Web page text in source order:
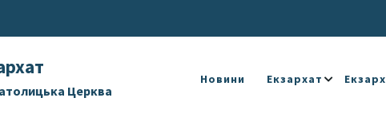
Церква
Новини Екзархат Екзарх